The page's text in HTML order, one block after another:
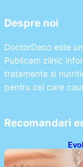
Despre noi
DoctorDeco este
Publicam zilnic
tratamente si
pentru cei care
Recomandari